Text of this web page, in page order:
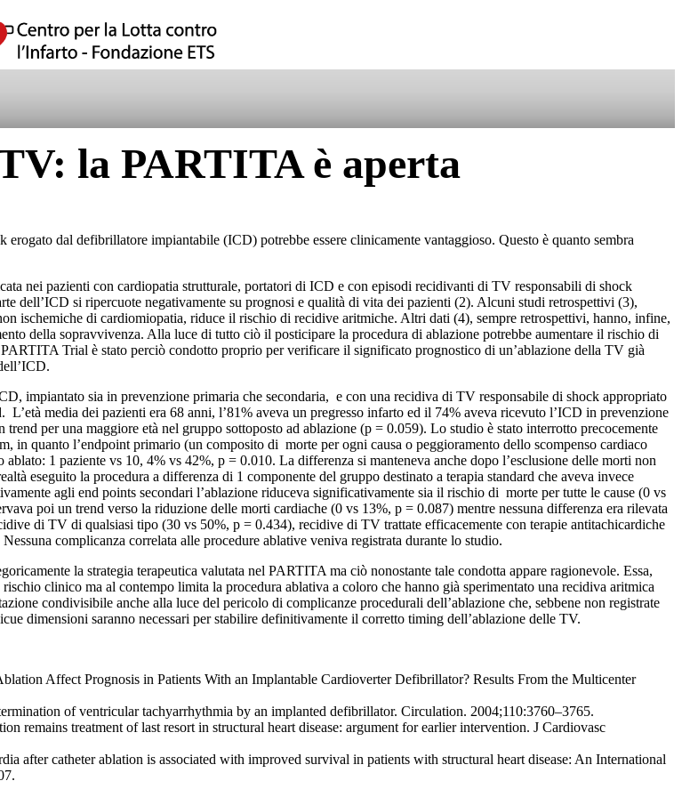
la PARTITA è aperta
dal defibrillatore impiantabile (ICD) potrebbe essere clinicamente vantaggioso. Questo è quanto sembra
nei pazienti con cardiopatia strutturale, portatori di ICD e con episodi recidivanti di TV responsabili di shock
dell’ICD si ripercuote negativamente su prognosi e qualità di vita dei pazienti (2). Alcuni studi retrospettivi (3),
ischemiche di cardiomiopatia, riduce il rischio di recidive aritmiche. Altri dati (4), sempre retrospettivi, hanno, infine,
della sopravvivenza. Alla luce di tutto ciò il posticipare la procedura di ablazione potrebbe aumentare il rischio di
Trial è stato perciò condotto proprio per verificare il significato prognostico di un’ablazione della TV già
impiantato sia in prevenzione primaria che secondaria, e con una recidiva di TV responsabile di shock appropriato
media dei pazienti era 68 anni, l’81% aveva un pregresso infarto ed il 74% aveva ricevuto l’ICD in prevenzione
per una maggiore età nel gruppo sottoposto ad ablazione (p = 0.059). Lo studio è stato interrotto precocemente
in quanto l’endpoint primario (un composito di morte per ogni causa o peggioramento dello scompenso cardiaco
1 paziente vs 10, 4% vs 42%, p = 0.010. La differenza si manteneva anche dopo l’esclusione delle morti non
eseguito la procedura a differenza di 1 componente del gruppo destinato a terapia standard che aveva invece
agli end points secondari l’ablazione riduceva significativamente sia il rischio di morte per tutte le cause (0 vs
poi un trend verso la riduzione delle morti cardiache (0 vs 13%, p = 0.087) mentre nessuna differenza era rilevata
di TV di qualsiasi tipo (30 vs 50%, p = 0.434), recidive di TV trattate efficacemente con terapie antitachicardiche
complicanza correlata alle procedure ablative veniva registrata durante lo studio.
la strategia terapeutica valutata nel PARTITA ma ciò nonostante tale condotta appare ragionevole. Essa,
clinico ma al contempo limita la procedura ablativa a coloro che hanno già sperimentato una recidiva aritmica
condivisibile anche alla luce del pericolo di complicanze procedurali dell’ablazione che, sebbene non registrate
dimensioni saranno necessari per stabilire definitivamente il corretto timing dell’ablazione delle TV.
Affect Prognosis in Patients With an Implantable Cardioverter Defibrillator? Results From the Multicenter
of ventricular tachyarrhythmia by an implanted defibrillator. Circulation. 2004;110:3760–3765.
remains treatment of last resort in structural heart disease: argument for earlier intervention. J Cardiovasc
after catheter ablation is associated with improved survival in patients with structural heart disease: An International